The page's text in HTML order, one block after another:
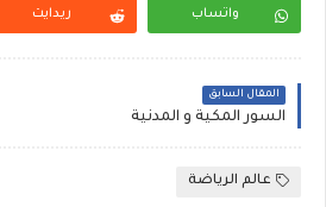
واتساب ريدايت
المقال السابق
السور المكية و المدنية
عالم الرياضة